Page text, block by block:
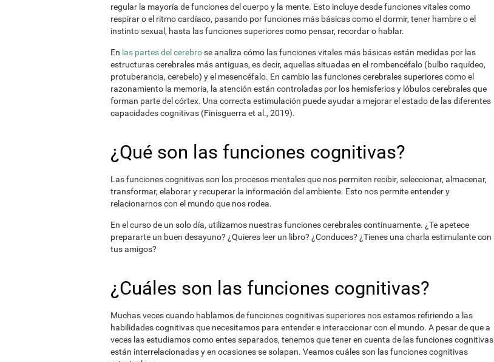
regular la mayoría de funciones del cuerpo y la mente. Esto incluye desde funciones vitales como
respirar o el ritmo cardíaco, pasando por funciones más básicas como el dormir, tener hambre o el
instinto sexual, hasta las funciones superiores como pensar, recordar o hablar.
En las partes del cerebrose analiza cómo las funciones vitales más básicas están medidas por las
estructuras cerebrales más antiguas, es decir, aquellas situadas en el rombencéfalo (bulbo raquídeo,
protuberancia, cerebelo) y el mesencéfalo. En cambio las funciones cerebrales superiores como el
razonamiento la memoria, la atención están controladas por los hemisferios y lóbulos cerebrales que
forman parte del córtex. Una correcta estimulación puede ayudar a mejorar el estado de las diferentes
capacidades cognitivas (Finisguerra et al., 2019).
¿Qué son las funciones cognitivas?
Las funciones cognitivas son los procesos mentales que nos permiten recibir, seleccionar, almacenar,
transformar, elaborar y recuperar la información del ambiente. Esto nos permite entender y
relacionarnos con el mundo que nos rodea.
En el curso de un solo día, utilizamos nuestras funciones cerebrales continuamente. ¿Te apetece
prepararte un buen desayuno? ¿Quieres leer un libro? ¿Conduces? ¿Tienes una charla estimulante con
tus amigos?
¿Cuáles son las funciones cognitivas?
Muchas veces cuando hablamos de funciones cognitivas superiores nos estamos refiriendo a las
habilidades cognitivas que necesitamos para entender e interaccionar con el mundo. A pesar de que a
veces las estudiamos como entes separados, tenemos que tener en cuenta de las funciones cognitivas
están interrelacionadas y en ocasiones se solapan. Veamos cuáles son las funciones cognitivas